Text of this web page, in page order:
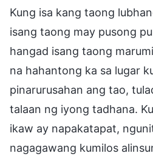
Kung isa kang taong
isang taong may pusong
hangad isang taong
na hahantong ka sa lugar
pinarurusahan ang tao,
talaan ng iyong tadhana.
ikaw ay napakatapat,
nagagawang kumilos